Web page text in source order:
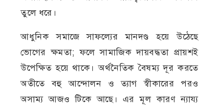
তুলে ধরে।
আধুনিক সমাজে সাফল্যের মানদণ্ড হয়ে উঠেছে
ভোগের ক্ষমতা; ফলে সামাজিক দায়বদ্ধতা প্রায়শই
উপেক্ষিত হয়ে থাকে। অর্থনৈতিক বৈষম্য দূর করতে
অতীতে বহু আন্দোলন ও ত্যাগ স্বীকারের পরও
অসাম্য আজও টিকে আছে। এর মূল কারণ ন্যায্য